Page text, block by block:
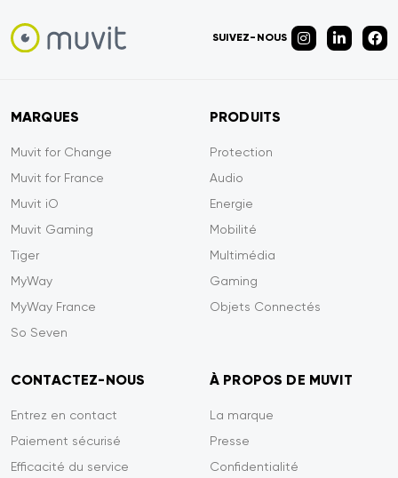
SUIVEZ-NOUS
MARQUES
Muvit for Change
Muvit for France
Muvit iO
Muvit Gaming
Tiger
MyWay
MyWay France
So Seven
PRODUITS
Protection
Audio
Energie
Mobilité
Multimédia
Gaming
Objets Connectés
CONTACTEZ-NOUS
Entrez en contact
Paiement sécurisé
Efficacité du service
À PROPOS DE MUVIT
La marque
Presse
Confidentialité